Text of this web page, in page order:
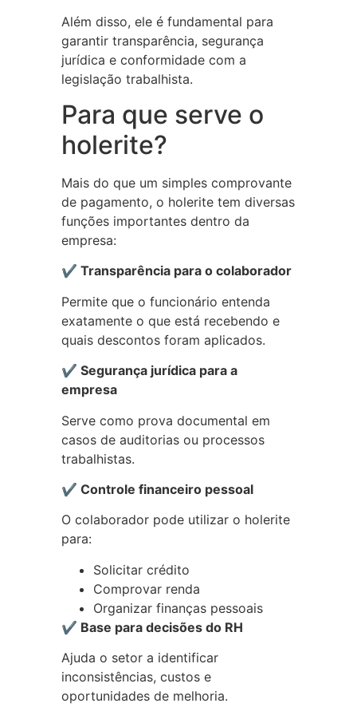
Além disso, ele é fundamental para
garantir transparência, segurança
jurídica e conformidade com a
legislação trabalhista.
Para que serve o
holerite?
Mais do que um simples comprovante
de pagamento, o holerite tem diversas
funções importantes dentro da
empresa:
✔ Transparência para o colaborador
Permite que o funcionário entenda
exatamente o que está recebendo e
quais descontos foram aplicados.
✔ Segurança jurídica para a
empresa
Serve como prova documental em
casos de auditorias ou processos
trabalhistas.
✔ Controle financeiro pessoal
O colaborador pode utilizar o holerite
para:
Solicitar crédito
Comprovar renda
Organizar finanças pessoais
✔ Base para decisões do RH
Ajuda o setor a identificar
inconsistências, custos e
oportunidades de melhoria.